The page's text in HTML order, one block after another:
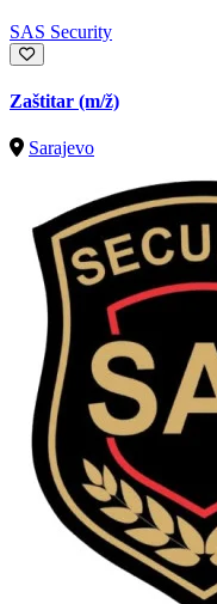
SAS Security
Zaštitar (m/ž)
Sarajevo